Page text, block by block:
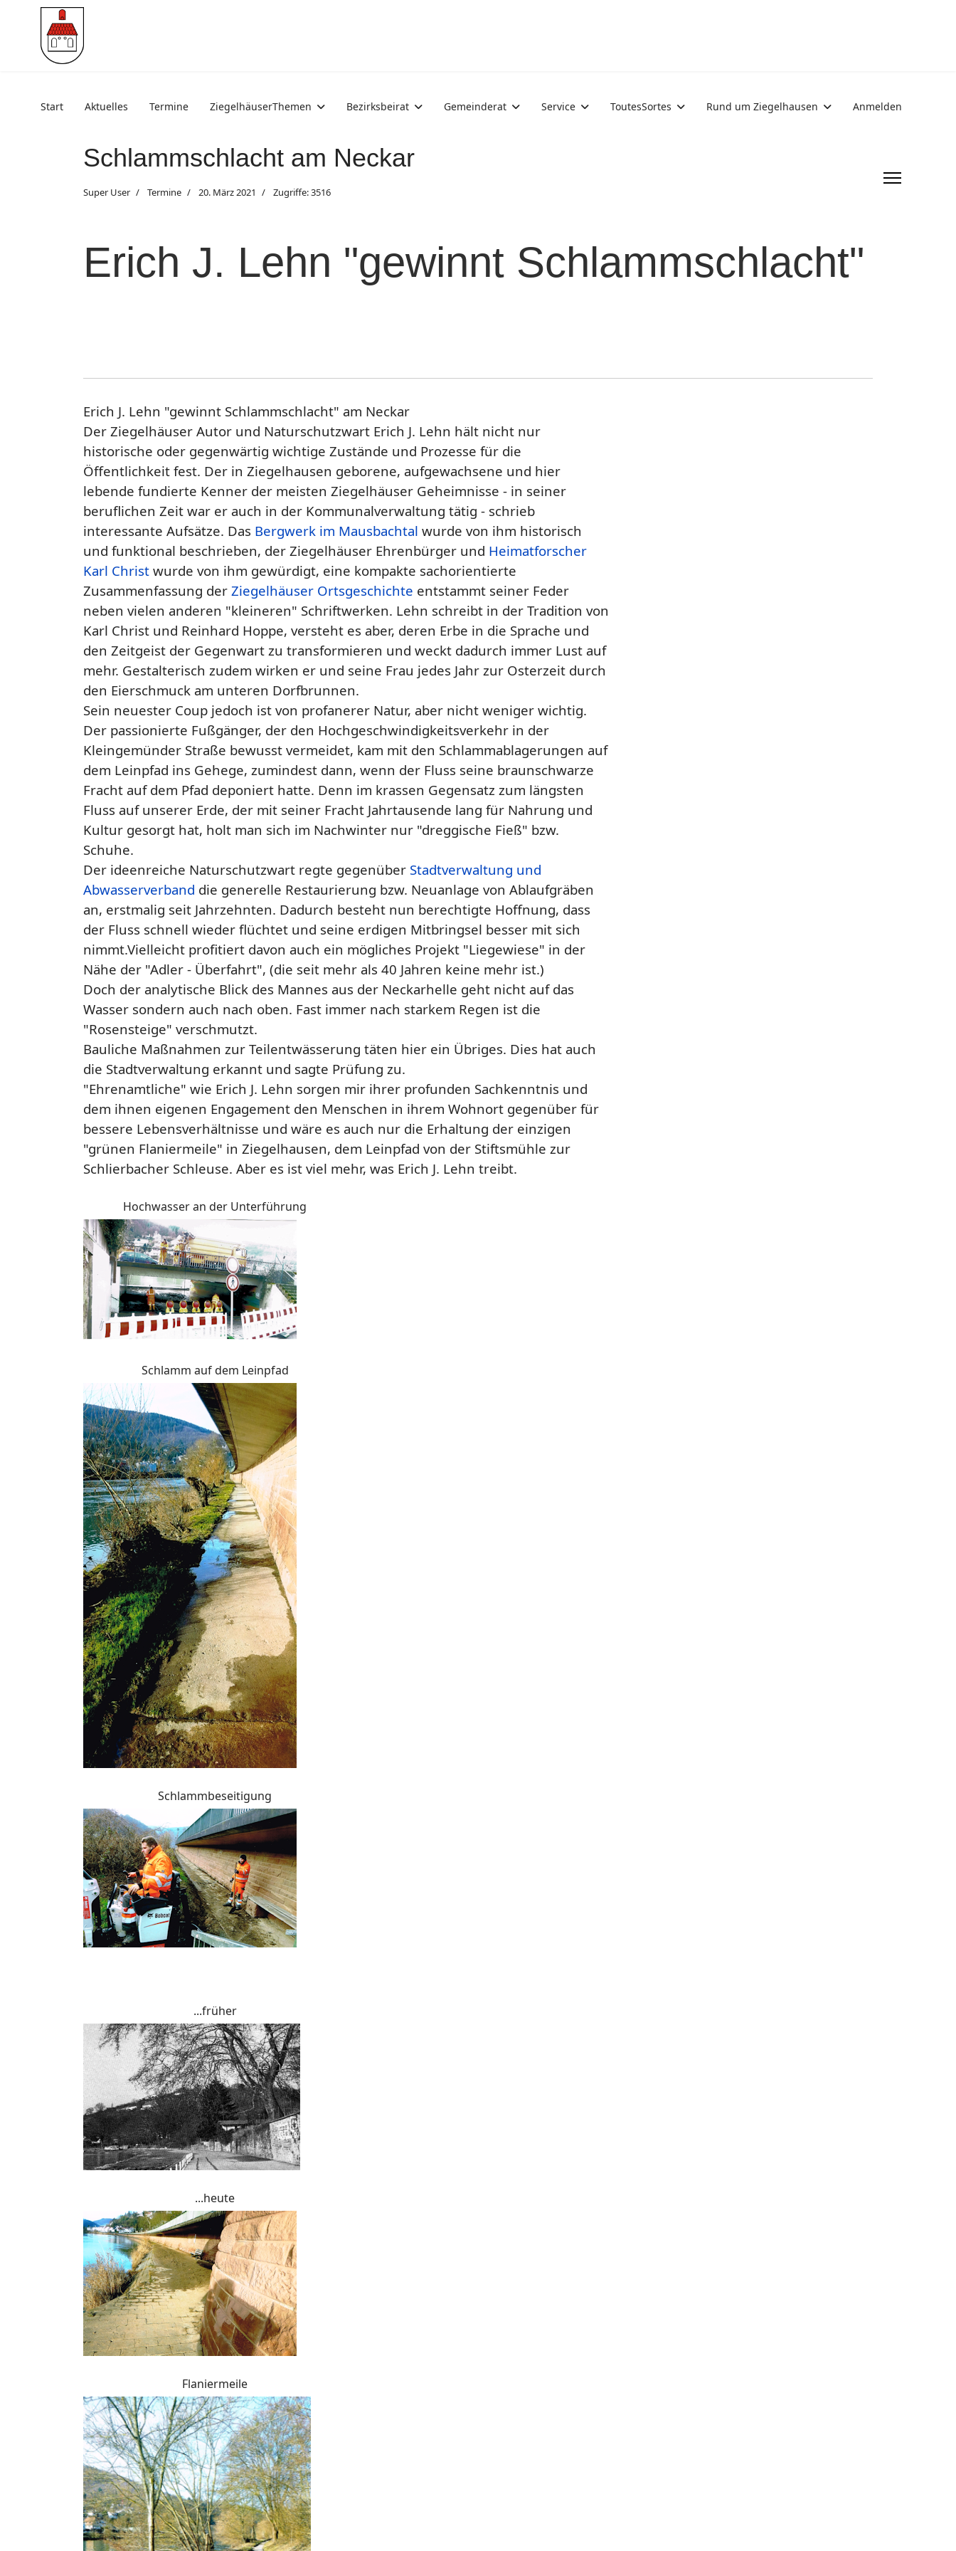
Start Aktuelles Termine ZiegelhäuserThemen Bezirksbeirat Gemeinderat Service ToutesSortes Rund um Ziegelhausen Anmelden
Schlammschlacht am Neckar
Super User Termine 20. März 2021 Zugriffe: 3516
Erich J. Lehn "gewinnt Schlammschlacht"
Erich J. Lehn "gewinnt Schlammschlacht" am Neckar
Der Ziegelhäuser Autor und Naturschutzwart Erich J. Lehn hält nicht nur
historische oder gegenwärtig wichtige Zustände und Prozesse für die
Öffentlichkeit fest. Der in Ziegelhausen geborene, aufgewachsene und hier
lebende fundierte Kenner der meisten Ziegelhäuser Geheimnisse - in seiner
beruflichen Zeit war er auch in der Kommunalverwaltung tätig - schrieb
interessante Aufsätze. Das Bergwerk im Mausbachtal wurde von ihm historisch
und funktional beschrieben, der Ziegelhäuser Ehrenbürger und Heimatforscher
Karl Christ wurde von ihm gewürdigt, eine kompakte sachorientierte
Zusammenfassung der Ziegelhäuser Ortsgeschichte entstammt seiner Feder
neben vielen anderen "kleineren" Schriftwerken. Lehn schreibt in der Tradition von
Karl Christ und Reinhard Hoppe, versteht es aber, deren Erbe in die Sprache und
den Zeitgeist der Gegenwart zu transformieren und weckt dadurch immer Lust auf
mehr. Gestalterisch zudem wirken er und seine Frau jedes Jahr zur Osterzeit durch
den Eierschmuck am unteren Dorfbrunnen.
Sein neuester Coup jedoch ist von profanerer Natur, aber nicht weniger wichtig.
Der passionierte Fußgänger, der den Hochgeschwindigkeitsverkehr in der
Kleingemünder Straße bewusst vermeidet, kam mit den Schlammablagerungen auf
dem Leinpfad ins Gehege, zumindest dann, wenn der Fluss seine braunschwarze
Fracht auf dem Pfad deponiert hatte. Denn im krassen Gegensatz zum längsten
Fluss auf unserer Erde, der mit seiner Fracht Jahrtausende lang für Nahrung und
Kultur gesorgt hat, holt man sich im Nachwinter nur "dreggische Fieß" bzw.
Schuhe.
Der ideenreiche Naturschutzwart regte gegenüber Stadtverwaltung und
Abwasserverband die generelle Restaurierung bzw. Neuanlage von Ablaufgräben
an, erstmalig seit Jahrzehnten. Dadurch besteht nun berechtigte Hoffnung, dass
der Fluss schnell wieder flüchtet und seine erdigen Mitbringsel besser mit sich
nimmt.Vielleicht profitiert davon auch ein mögliches Projekt "Liegewiese" in der
Nähe der "Adler - Überfahrt", (die seit mehr als 40 Jahren keine mehr ist.)
Doch der analytische Blick des Mannes aus der Neckarhelle geht nicht auf das
Wasser sondern auch nach oben. Fast immer nach starkem Regen ist die
"Rosensteige" verschmutzt.
Bauliche Maßnahmen zur Teilentwässerung täten hier ein Übriges. Dies hat auch
die Stadtverwaltung erkannt und sagte Prüfung zu.
"Ehrenamtliche" wie Erich J. Lehn sorgen mir ihrer profunden Sachkenntnis und
dem ihnen eigenen Engagement den Menschen in ihrem Wohnort gegenüber für
bessere Lebensverhältnisse und wäre es auch nur die Erhaltung der einzigen
"grünen Flaniermeile" in Ziegelhausen, dem Leinpfad von der Stiftsmühle zur
Schlierbacher Schleuse. Aber es ist viel mehr, was Erich J. Lehn treibt.
Hochwasser an der Unterführung
Schlamm auf dem Leinpfad
Schlammbeseitigung
...früher
...heute
Flaniermeile